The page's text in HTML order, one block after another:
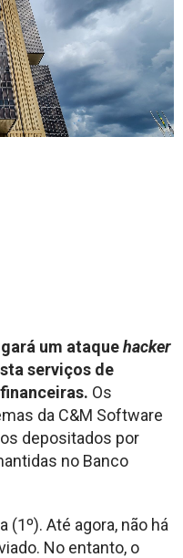
um ataquehacker
serviços de
Os
da C&M Software
depositados por
no Banco
(1º). Até agora, não há
No entanto, o